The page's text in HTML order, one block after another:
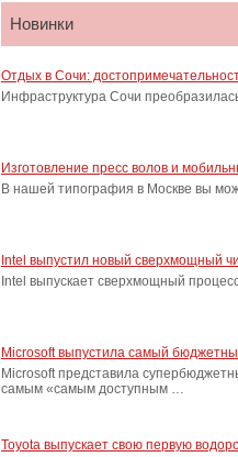
Новинки
Отдых в Сочи:
Инфраструктура Сочи
Изготовление пресс волов и
В нашей типография в Москве вы
Intel выпустил новый сверхмощный
Intel выпускает сверхмощный
Microsoft выпустила самый
Microsoft представила
самым «самым доступным …
Toyota выпускает свою первую